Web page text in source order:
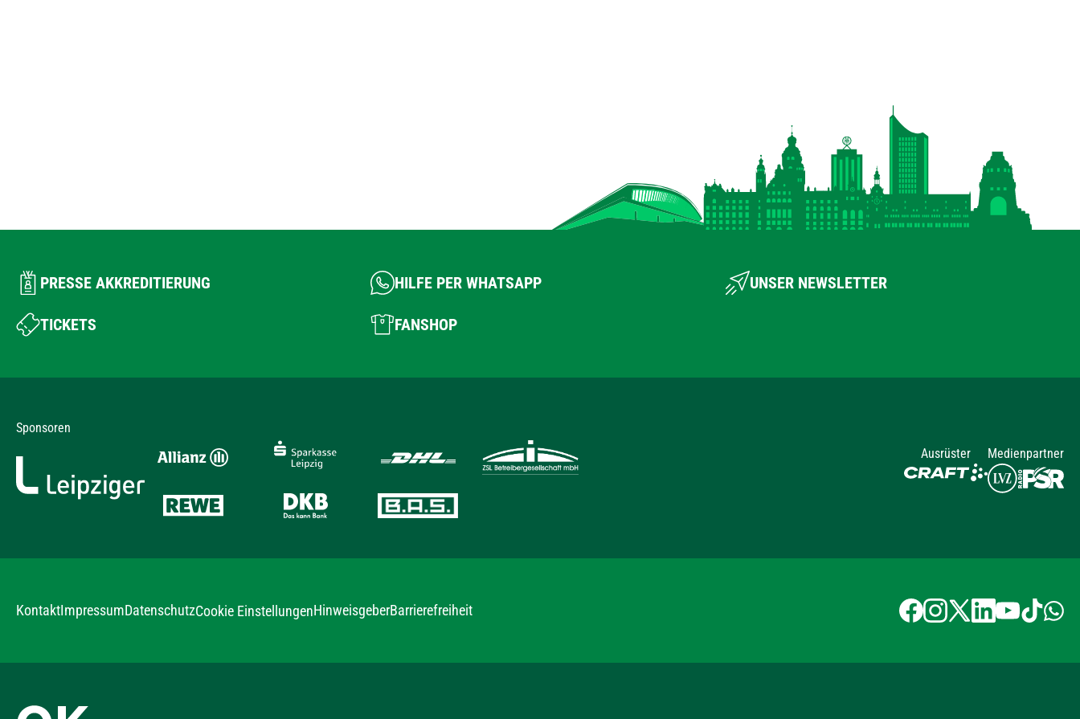
PRESSE AKKREDITIERUNG HILFE PER WHATSAPP UNSER NEWSLETTER
TICKETS FANSHOP
Sponsoren
Ausrüster
Medienpartner
KontaktImpressumDatenschutzCookie EinstellungenHinweisgeberBarrierefreiheit